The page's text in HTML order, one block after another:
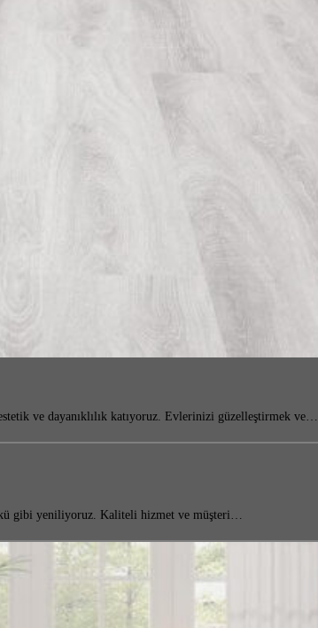
ve dayanıklılık katıyoruz. Evlerinizi güzelleştirmek ve…
gibi yeniliyoruz. Kaliteli hizmet ve müşteri…